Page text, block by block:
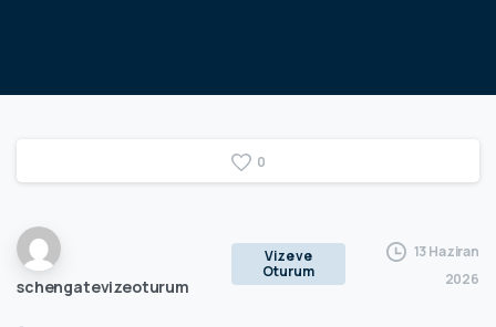
0
schengatevizeoturum
Vize ve
Oturum
13 Haziran
2026